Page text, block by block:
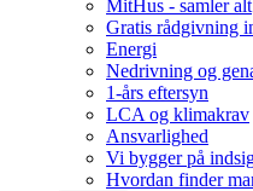
MitHus - samler alt
Gratis rådgivning
Energi
Nedrivning og
1-års eftersyn
LCA og klimakrav
Ansvarlighed
Vi bygger på
Hvordan finder